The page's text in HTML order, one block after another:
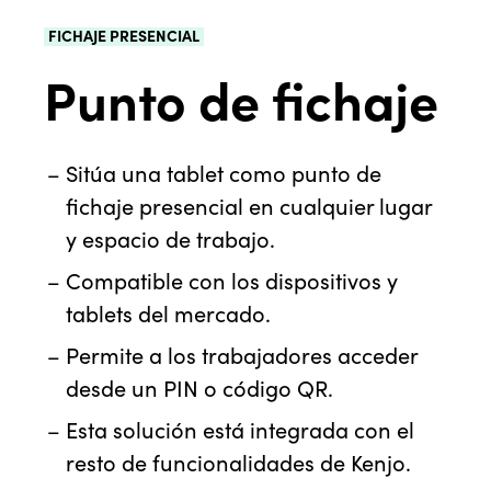
FICHAJE PRESENCIAL
Punto de fichaje
Sitúa una tablet como punto de
fichaje presencial en cualquier lugar
y espacio de trabajo.
Compatible con los dispositivos y
tablets del mercado.
Permite a los trabajadores acceder
desde un PIN o código QR.
Esta solución está integrada con el
resto de funcionalidades de Kenjo.